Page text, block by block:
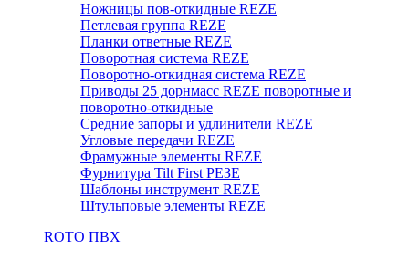
Ножницы пов-откидные REZE
Петлевая группа REZE
Планки ответные REZE
Поворотная система REZE
Поворотно-откидная система REZE
Приводы 25 дорнмасс REZE поворотные и
поворотно-откидные
Средние запоры и удлинители REZE
Угловые передачи REZE
Фрамужные элементы REZE
Фурнитура Tilt First РЕЗЕ
Шаблоны инструмент REZE
Штульповые элементы REZE
RОTO ПВХ